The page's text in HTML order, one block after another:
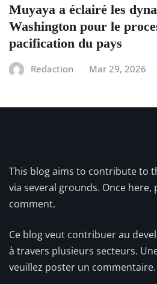
Muyaya a éclairé les
Washington pour le
pacification du pays
Redaction Mar 29, 2026
This blog aims to contribute to
via several grounds. Once here,
comment.
Ce blog veut contribuer au
à travers plusieurs secteurs.
veuillez poster un commentaire.